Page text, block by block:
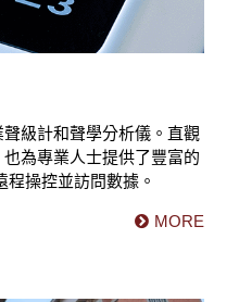
級計和聲學分析儀。直觀
為專業人士提供了豐富的
操控並訪問數據。
MORE